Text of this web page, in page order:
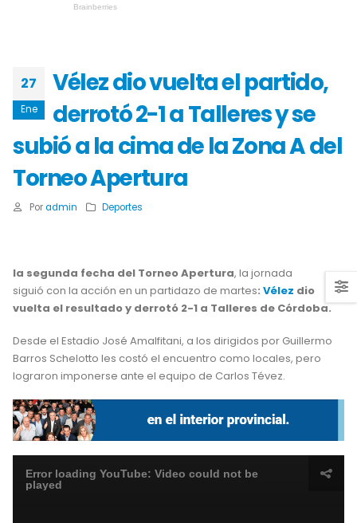
27
Ene
Vélez dio vuelta el partido,
derrotó 2-1 a Talleres y se
subió a la cima de la Zona A del
Torneo Apertura
Por admin Deportes
la segunda fecha del Torneo Apertura, la jornada
siguió con la acción en un partidazo de martes: Vélez dio
vuelta el resultado y derrotó 2-1 a Talleres de Córdoba.
Desde el Estadio José Amalfitani, a los dirigidos por Guillermo
Barros Schelotto les costó el encuentro como locales, pero
lograron imponerse ante el equipo de Carlos Tévez.